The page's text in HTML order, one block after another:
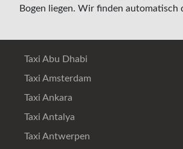
Bogen liegen. Wir finden automatisch
Taxi Abu Dhabi
Taxi Amsterdam
Taxi Ankara
Taxi Antalya
Taxi Antwerpen